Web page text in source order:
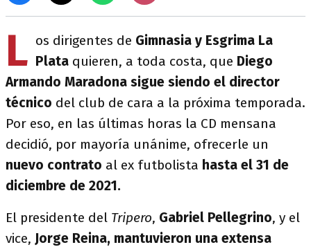
L os dirigentes de Gimnasia y Esgrima La
Plata quieren, a toda costa, que Diego
Armando Maradona sigue siendo el director
técnico del club de cara a la próxima temporada.
Por eso, en las últimas horas la CD mensana
decidió, por mayoría unánime, ofrecerle un
nuevo contrato al ex futbolista hasta el 31 de
diciembre de 2021.
El presidente del Tripero, Gabriel Pellegrino, y el
vice, Jorge Reina, mantuvieron una extensa